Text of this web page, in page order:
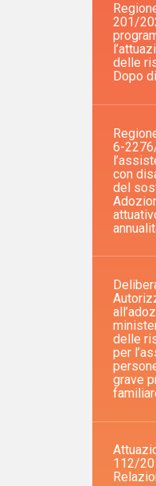
201/
delle
Dopo
6-
con
del
delle
per
grave
112/